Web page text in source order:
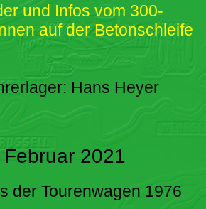
und Infos vom 300-
auf der Betonschleife
Hans Heyer
Februar 2021
der Tourenwagen 1976